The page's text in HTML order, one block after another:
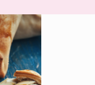
Appetizers